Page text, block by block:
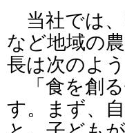
当社では、
など地域の
長は次のよ
「食を創る
す。まず、